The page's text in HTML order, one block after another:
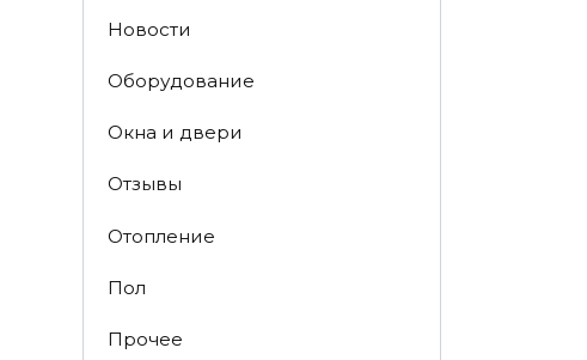
Новости
Оборудование
Окна и двери
Отзывы
Отопление
Пол
Прочее